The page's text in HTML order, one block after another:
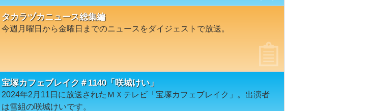
タカラヅカニュース総集編
今週月曜日から金曜日までのニュースをダイジェストで放送。
宝塚カフェブレイク＃1140「咲城けい」
2024年2月11日に放送されたＭＸテレビ「宝塚カフェブレイク」。出演者
は雪組の咲城けいです。